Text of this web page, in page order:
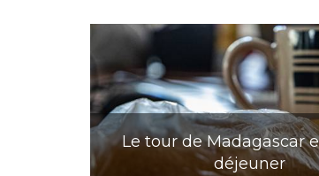
Le tour de Madagascar
déjeuner